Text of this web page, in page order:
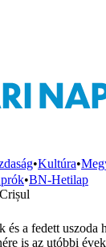
•Kultúra•
•BN-Hetilap
és a fedett uszoda
is az utóbbi